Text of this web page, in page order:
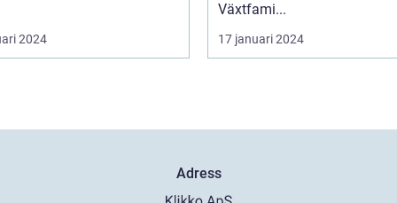
2024
Växtfami...
17 januari 2024
Adress